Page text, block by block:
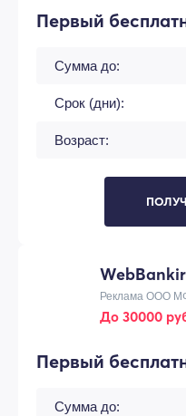
Первый
Сумма до:
Срок (дни):
Возраст:
WebBankir
Реклама ООО
До 30000
Первый
Сумма до: